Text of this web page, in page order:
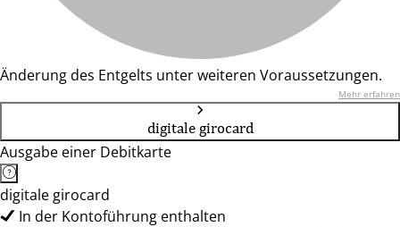
Änderung des Entgelts unter weiteren Voraussetzungen.
Mehr erfahren
digitale girocard
Ausgabe einer Debitkarte
digitale girocard
In der Kontoführung enthalten